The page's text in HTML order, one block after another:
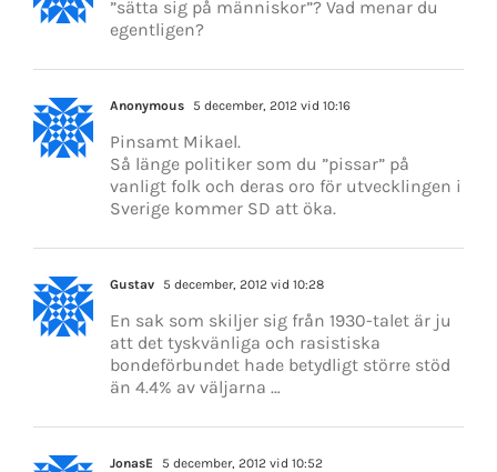
”sätta sig på människor”? Vad menar du
egentligen?
Anonymous 5 december, 2012 vid 10:16
Pinsamt Mikael.
Så länge politiker som du ”pissar” på
vanligt folk och deras oro för utvecklingen i
Sverige kommer SD att öka.
Gustav 5 december, 2012 vid 10:28
En sak som skiljer sig från 1930-talet är ju
att det tyskvänliga och rasistiska
bondeförbundet hade betydligt större stöd
än 4.4% av väljarna …
JonasE 5 december, 2012 vid 10:52